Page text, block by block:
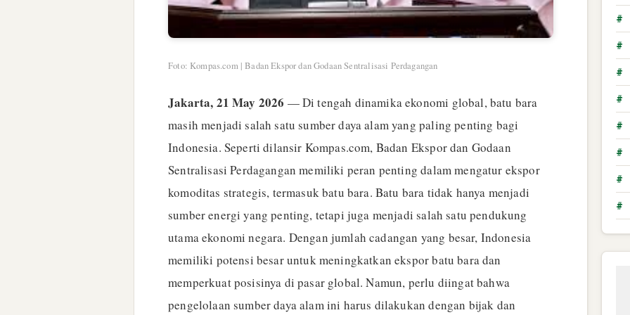
Foto: Kompas.com | Badan Ekspor dan Godaan Sentralisasi Perdagangan
Jakarta, 21 May 2026 — Di tengah dinamika ekonomi global, batu bara
masih menjadi salah satu sumber daya alam yang paling penting bagi
Indonesia. Seperti dilansir Kompas.com, Badan Ekspor dan Godaan
Sentralisasi Perdagangan memiliki peran penting dalam mengatur ekspor
komoditas strategis, termasuk batu bara. Batu bara tidak hanya menjadi
sumber energi yang penting, tetapi juga menjadi salah satu pendukung
utama ekonomi negara. Dengan jumlah cadangan yang besar, Indonesia
memiliki potensi besar untuk meningkatkan ekspor batu bara dan
memperkuat posisinya di pasar global. Namun, perlu diingat bahwa
pengelolaan sumber daya alam ini harus dilakukan dengan bijak dan
#
#
#
#
#
#
#
#